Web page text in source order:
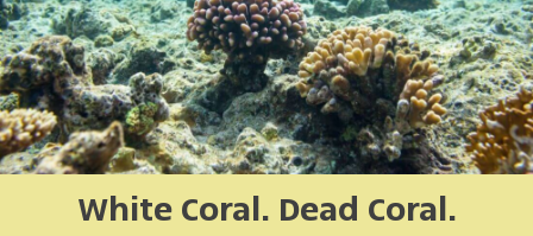
White Coral. Dead Coral.